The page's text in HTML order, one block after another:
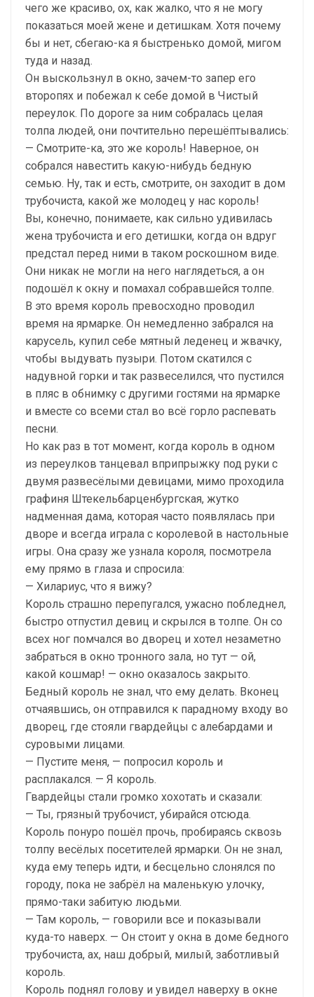
чего же красиво, ох, как жалко, что я не могу
показаться моей жене и детишкам. Хотя почему
бы и нет, сбегаю-ка я быстренько домой, мигом
туда и назад.
Он выскользнул в окно, зачем-то запер его
второпях и побежал к себе домой в Чистый
переулок. По дороге за ним собралась целая
толпа людей, они почтительно перешёптывались:
— Смотрите-ка, это же король! Наверное, он
собрался навестить какую-нибудь бедную
семью. Ну, так и есть, смотрите, он заходит в дом
трубочиста, какой же молодец у нас король!
Вы, конечно, понимаете, как сильно удивилась
жена трубочиста и его детишки, когда он вдруг
предстал перед ними в таком роскошном виде.
Они никак не могли на него наглядеться, а он
подошёл к окну и помахал собравшейся толпе.
В это время король превосходно проводил
время на ярмарке. Он немедленно забрался на
карусель, купил себе мятный леденец и жвачку,
чтобы выдувать пузыри. Потом скатился с
надувной горки и так развеселился, что пустился
в пляс в обнимку с другими гостями на ярмарке
и вместе со всеми стал во всё горло распевать
песни.
Но как раз в тот момент, когда король в одном
из переулков танцевал вприпрыжку под руки с
двумя развесёлыми девицами, мимо проходила
графиня Штекельбарценбургская, жутко
надменная дама, которая часто появлялась при
дворе и всегда играла с королевой в настольные
игры. Она сразу же узнала короля, посмотрела
ему прямо в глаза и спросила:
— Хилариус, что я вижу?
Король страшно перепугался, ужасно побледнел,
быстро отпустил девиц и скрылся в толпе. Он со
всех ног помчался во дворец и хотел незаметно
забраться в окно тронного зала, но тут — ой,
какой кошмар! — окно оказалось закрыто.
Бедный король не знал, что ему делать. Вконец
отчаявшись, он отправился к парадному входу во
дворец, где стояли гвардейцы с алебардами и
суровыми лицами.
— Пустите меня, — попросил король и
расплакался. — Я король.
Гвардейцы стали громко хохотать и сказали:
— Ты, грязный трубочист, убирайся отсюда.
Король понуро пошёл прочь, пробираясь сквозь
толпу весёлых посетителей ярмарки. Он не знал,
куда ему теперь идти, и бесцельно слонялся по
городу, пока не забрёл на маленькую улочку,
прямо-таки забитую людьми.
— Там король, — говорили все и показывали
куда-то наверх. — Он стоит у окна в доме бедного
трубочиста, ах, наш добрый, милый, заботливый
король.
Король поднял голову и увидел наверху в окне